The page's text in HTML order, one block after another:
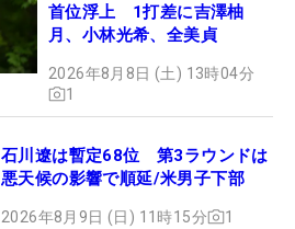
首位浮上 1打差に吉澤柚
月、小林光希、全美貞
2026年8月8日 (土) 13時04分
1
石川遼は暫定68位 第3ラウンドは
悪天候の影響で順延/米男子下部
2026年8月9日 (日) 11時15分 1